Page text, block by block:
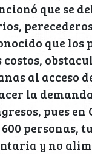
que se
que los
costos,
al acceso
la
pues en
personas,
y no